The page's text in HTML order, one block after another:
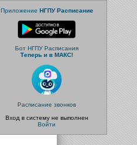
Приложение НГПУ Расписание
Бот НГПУ Расписания
Теперь и в МАКС!
Расписание звонков
Вход в систему не выполнен
Войти